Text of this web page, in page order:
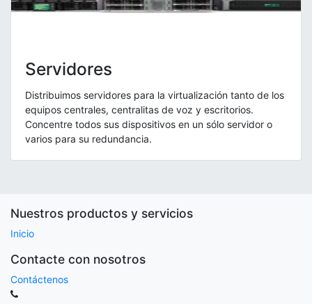
Servidores
Distribuimos servidores para la virtualización tanto de los
equipos centrales, centralitas de voz y escritorios.
Concentre todos sus dispositivos en un sólo servidor o
varios para su redundancia.
Nuestros productos y servicios
Inicio
Contacte con nosotros
Contáctenos